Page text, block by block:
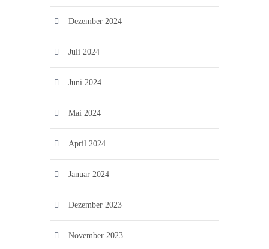
Dezember 2024
Juli 2024
Juni 2024
Mai 2024
April 2024
Januar 2024
Dezember 2023
November 2023